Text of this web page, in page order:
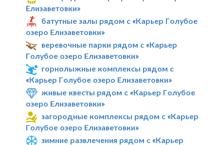
Елизаветовки»
батутные залы рядом с «Карьер Голубое
озеро Елизаветовки»
веревочные парки рядом с «Карьер
Голубое озеро Елизаветовки»
горнолыжные комплексы рядом с
«Карьер Голубое озеро Елизаветовки»
живые квесты рядом с «Карьер Голубое
озеро Елизаветовки»
загородные комплексы рядом с «Карьер
Голубое озеро Елизаветовки»
зимние развлечения рядом с «Карьер